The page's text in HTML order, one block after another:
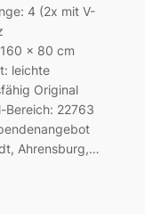
4 (2x mit V-
x 80 cm
leichte
Original
Bereich: 22763
Ahrensburg,…